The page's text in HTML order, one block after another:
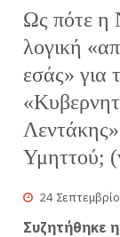
Ως πότε η
λογική
εσάς» για
Υμηττού;
24
Συζητήθηκε